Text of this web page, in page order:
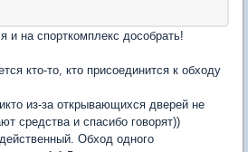
и на спорткомплекс дособрать!
кто-то, кто присоединится к обходу
из-за открывающихся дверей не
средства и спасибо говорят))
действенный. Обход одного